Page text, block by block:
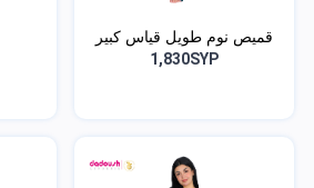
قميص نوم طويل قياس كبير
1,830SYP